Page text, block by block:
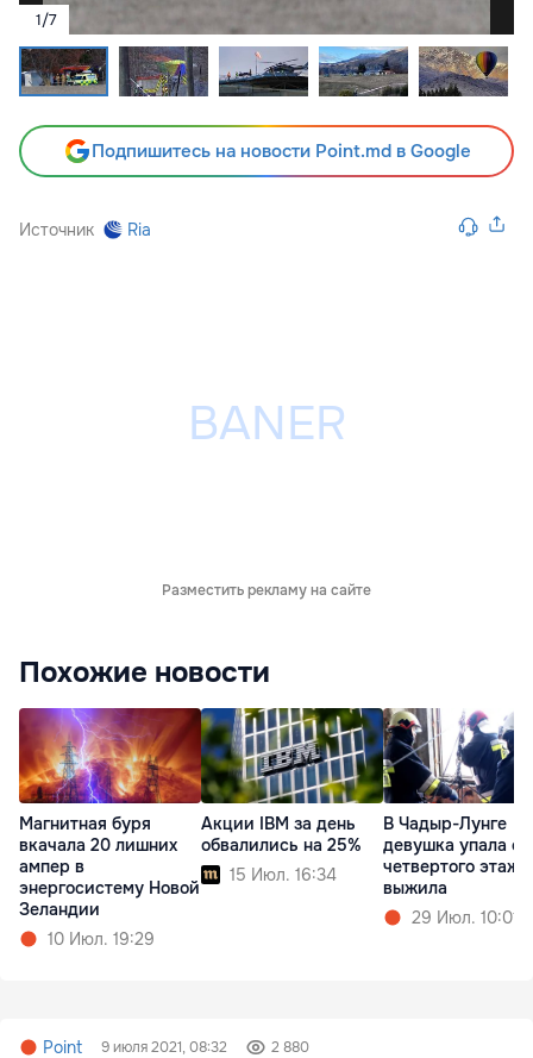
1/7
Подпишитесь на новости Point.md в Google
Источник Ria
Разместить рекламу на сайте
Похожие новости
Магнитная буря
вкачала 20 лишних
ампер в
энергосистему Новой
Зеландии
10 Июл. 19:29
Акции IBM за день
обвалились на 25%
15 Июл. 16:34
В Чадыр-Лунге
девушка упала с
четвертого
выжила
29 Июл. 10:01
Point 9 июля 2021, 08:32 2 880